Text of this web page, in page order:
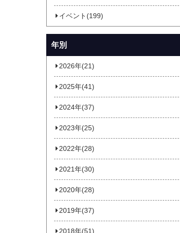
イベント(199)
年別
2026年(21)
2025年(41)
2024年(37)
2023年(25)
2022年(28)
2021年(30)
2020年(28)
2019年(37)
2018年(51)